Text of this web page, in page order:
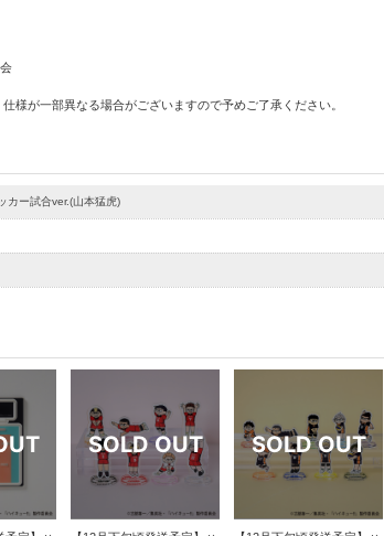
様が一部異なる場合がございますので予めご了承ください。
ー試合ver.(山本猛虎)